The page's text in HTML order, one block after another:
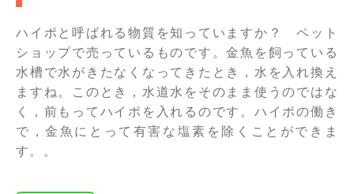
ハイポと呼ばれる物質を知っていますか？ ペット
ショップで売っているものです。金魚を飼っている
水槽で水がきたなくなってきたとき，水を入れ換え
ますね。このとき，水道水をそのまま使うのではな
く，前もってハイポを入れるのです。ハイポの働き
で，金魚にとって有害な塩素を除くことができま
す。。